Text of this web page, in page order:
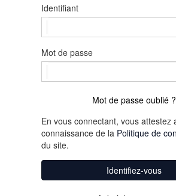
Identifiant
Mot de passe
Mot de passe oublié ?
En vous connectant, vous attestez
connaissance de la Politique de
du site.
Identifiez-vous